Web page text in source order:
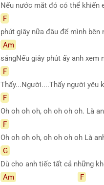
Nếu nước mắt đó có thể khiến
F
phút giây nữa đâu để mình
Am
sángNếu giây phút ấy anh xem
F
Thấy...Người....Thấy người yêu
F
Oh oh oh oh, oh oh oh oh. Là
F
Oh oh oh oh, oh oh oh oh Là
G
Dù cho anh tiếc tất cả những
Am
F